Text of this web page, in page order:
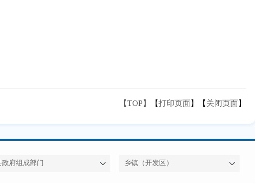
【TOP】 【打印页面】【 关闭页面】
政府组成部门 乡镇（开发区）